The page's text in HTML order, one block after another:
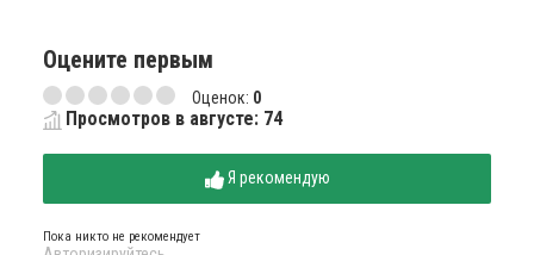
Оцените первым
Оценок: 0
Просмотров в августе: 74
Я рекомендую
Пока никто не рекомендует